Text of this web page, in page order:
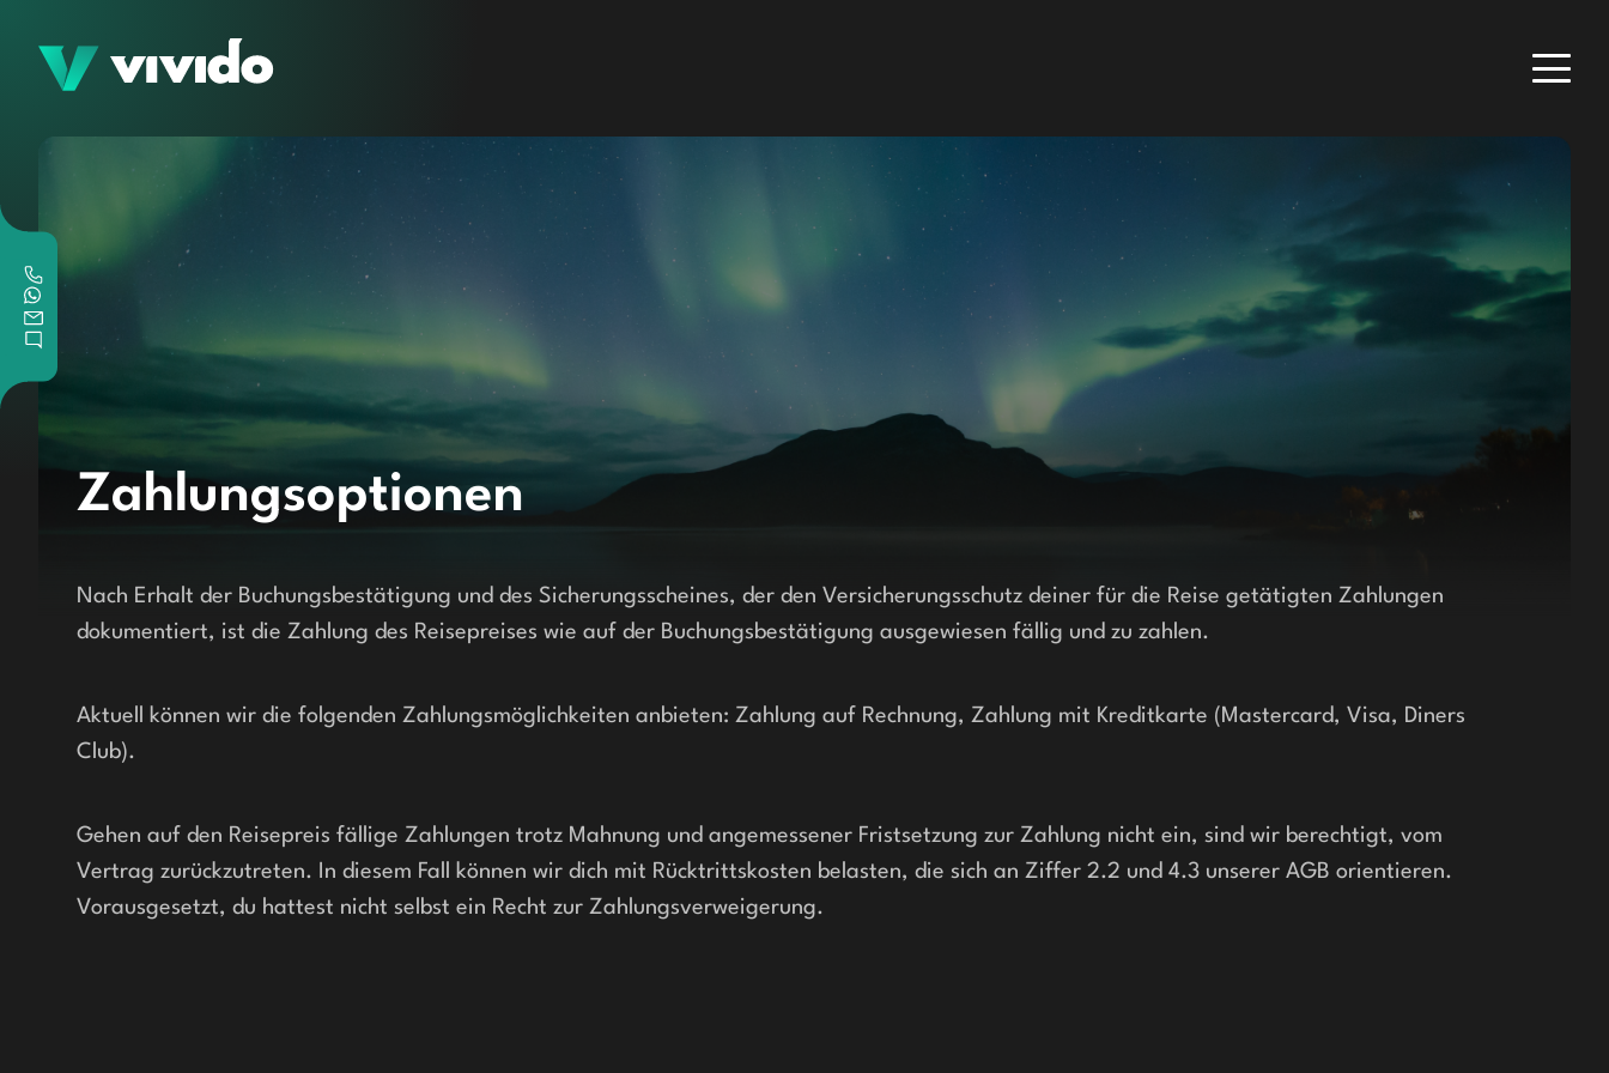
Zahlungsoptionen
Nach Erhalt der Buchungsbestätigung und des Sicherungsscheines, der den Versicherungsschutz deiner für die Reise getätigten Zahlungen
dokumentiert, ist die Zahlung des Reisepreises wie auf der Buchungsbestätigung ausgewiesen fällig und zu zahlen.
Aktuell können wir die folgenden Zahlungsmöglichkeiten anbieten: Zahlung auf Rechnung, Zahlung mit Kreditkarte (Mastercard, Visa, Diners
Club).
Gehen auf den Reisepreis fällige Zahlungen trotz Mahnung und angemessener Fristsetzung zur Zahlung nicht ein, sind wir berechtigt, vom
Vertrag zurückzutreten. In diesem Fall können wir dich mit Rücktrittskosten belasten, die sich an Ziffer 2.2 und 4.3 unserer AGB orientieren.
Vorausgesetzt, du hattest nicht selbst ein Recht zur Zahlungsverweigerung.